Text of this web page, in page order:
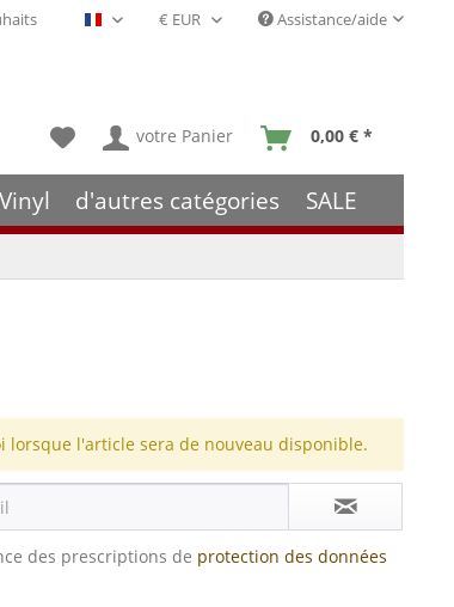
Français- FR Assistance/aide
votre Panier 0,00 € *
Vinyl d'autres catégories SALE
lorsque l'article sera de nouveau disponible.
des prescriptions de protection des données